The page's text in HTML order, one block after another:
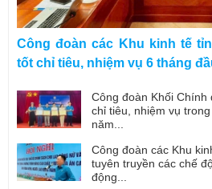
Công đoàn các Khu kinh tế
tốt chỉ tiêu, nhiệm vụ 6 tháng
Công đoàn Khối
chỉ tiêu, nhiệm vụ
năm...
Công đoàn các Khu
tuyên truyền các chế
động...